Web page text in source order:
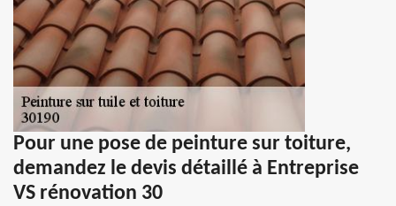
Pour une pose de peinture sur toiture,
demandez le devis détaillé à Entreprise
VS rénovation 30